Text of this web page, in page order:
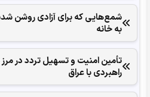
شمع‌هایی که ‌برای آزادی روشن
به خانه
تأمین امنیت و تسهیل تردد در
راهبردی با عراق